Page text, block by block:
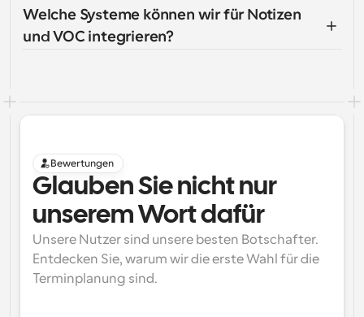
Welche Systeme können wir für Notizen
und VOC integrieren?
Bewertungen
Glauben Sie nicht nur
unserem Wort dafür
Unsere Nutzer sind unsere besten Botschafter.
Entdecken Sie, warum wir die erste Wahl für die
Terminplanung sind.